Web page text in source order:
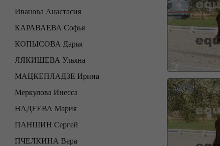
Иванова Анастасия
КАРАВАЕВА Софья
КОПЫСОВА Дарья
ЛЯКИШЕВА Ульяна
МАЦКЕПЛАДЗЕ Ирина
Меркулова Инесса
НАДЕЕВА Мария
ПАНШИН Сергей
ПЧЕЛКИНА Вера